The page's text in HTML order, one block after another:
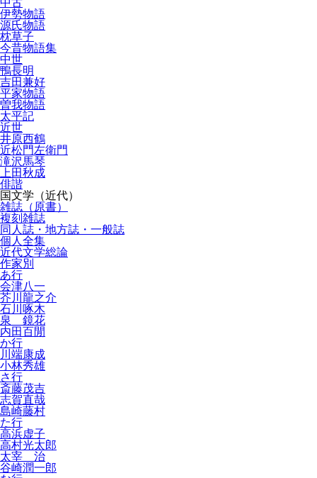
中古
伊勢物語
源氏物語
枕草子
今昔物語集
中世
鴨長明
吉田兼好
平家物語
曽我物語
太平記
近世
井原西鶴
近松門左衛門
滝沢馬琴
上田秋成
俳諧
国文学（近代）
雑誌（原書）
複刻雑誌
同人誌・地方誌・一般誌
個人全集
近代文学総論
作家別
あ行
会津八一
芥川龍之介
石川啄木
泉 鏡花
内田百閒
か行
川端康成
小林秀雄
さ行
斎藤茂吉
志賀直哉
島崎藤村
た行
高浜虚子
高村光太郎
太宰 治
谷崎潤一郎